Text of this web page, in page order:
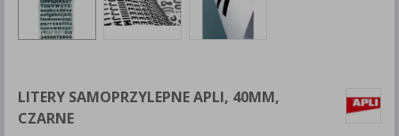
LITERY SAMOPRZYLEPNE APLI, 40MM,
CZARNE
W przypadku użytkowników zalogowanych, aby umożliwić
prawidłową realizację Umowy z Państwem i związane z tym
wyświetlenie Państwu prawidłowych informacji o promocjach
czy cenach indywidualnych, ważna jest Państwa wcześniejsza
zgoda której udzieliliście podczas zakładania konta.